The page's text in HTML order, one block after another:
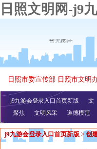
日照文明网-j9
日照市委宣传部 日照市文明
j9九游会登录入口首页新版
文
明播报
公益视频
聚焦 文明风采 道德模范
j9九游会登录入口首页新版 > 创